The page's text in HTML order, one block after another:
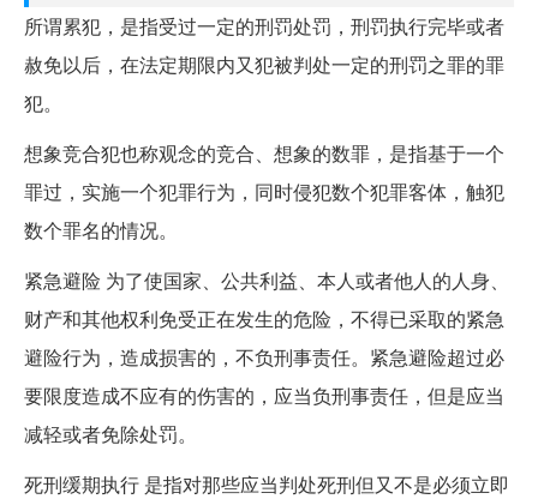
所谓累犯，是指受过一定的刑罚处罚，刑罚执行完毕或者
赦免以后，在法定期限内又犯被判处一定的刑罚之罪的罪
犯。
想象竞合犯也称观念的竞合、想象的数罪，是指基于一个
罪过，实施一个犯罪行为，同时侵犯数个犯罪客体，触犯
数个罪名的情况。
紧急避险 为了使国家、公共利益、本人或者他人的人身、
财产和其他权利免受正在发生的危险，不得已采取的紧急
避险行为，造成损害的，不负刑事责任。紧急避险超过必
要限度造成不应有的伤害的，应当负刑事责任，但是应当
减轻或者免除处罚。
死刑缓期执行 是指对那些应当判处死刑但又不是必须立即